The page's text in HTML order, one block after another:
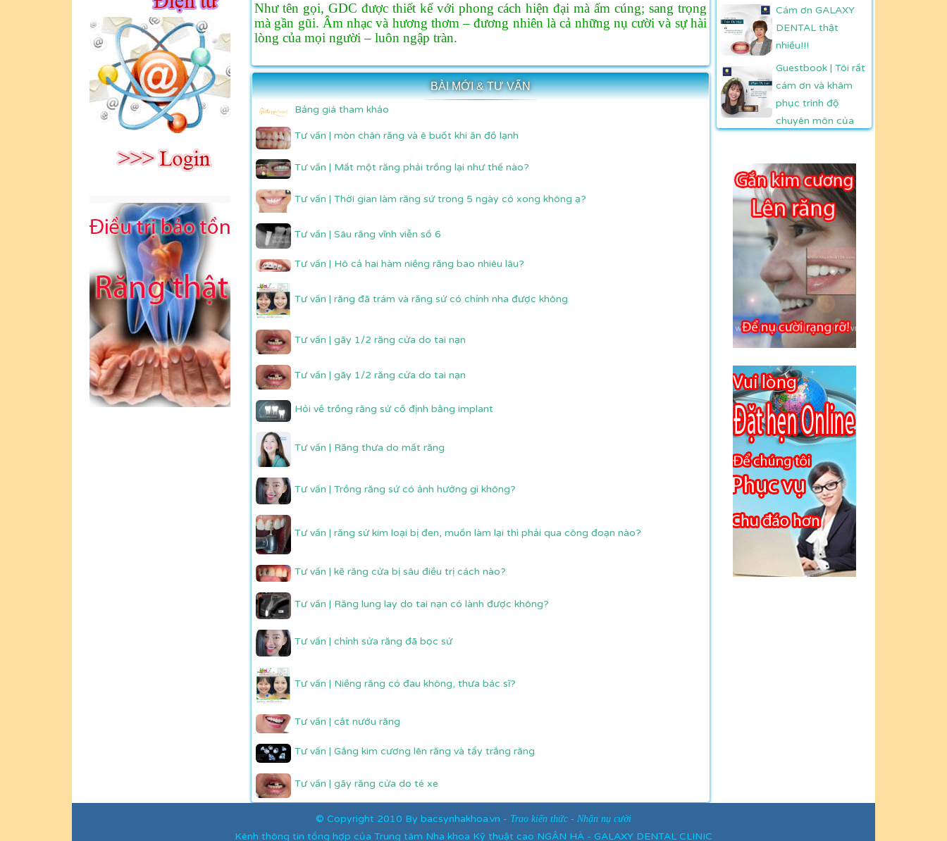
Như tên gọi, GDC được thiết kế với phong cách hiện đại mà ấm cúng; sang trọng
mà gần gũi. Âm nhạc và hương thơm – đương nhiên là cả những nụ cười và sự hài
lòng của mọi người – luôn ngập tràn.
BÀI MỚI & TƯ VẤN
Bảng giá tham khảo
Tư vấn | mòn chân răng và ê buốt khi ăn đồ lạnh
Tư vấn | Mất một răng phải trồng lại như thế nào?
Tư vấn | Thời gian làm răng sứ trong 5 ngày có xong không ạ?
Tư vấn | Sâu răng vĩnh viễn số 6
Tư vấn | Hô cả hai hàm niềng răng bao nhiêu lâu?
Tư vấn | răng đã trám và răng sứ có chỉnh nha được không
Tư vấn | gãy 1/2 răng cửa do tai nạn
Tư vấn | gãy 1/2 răng cửa do tai nạn
Hỏi về trồng răng sứ cố định bằng implant
Tư vấn | Răng thưa do mất răng
Tư vấn | Trồng răng sứ có ảnh hưởng gì không?
Tư vấn | răng sứ kim loại bị đen, muốn làm lại thì phải qua công đoạn nào?
Tư vấn | kẽ răng cửa bị sâu điều trị cách nào?
Tư vấn | Răng lung lay do tai nạn có lành được không?
Tư vấn | chỉnh sửa răng đã bọc sứ
Tư vấn | Niềng răng có đau không, thưa bác sĩ?
Tư vấn | cắt nướu răng
Tư vấn | Gắng kim cương lên răng và tẩy trắng răng
Tư vấn | gãy răng cửa do té xe
Cám ơn GALAXY
DENTAL thật
nhiều!!!
Guestbook | Tôi rất
cám ơn và khâm
phục trình độ
chuyên môn của
Guestbook | Cám
ơn Bác sỹ GALAXY
DENTAL
Guestbook | Cám
ơn bác sỹ đã giúp
em có hàm răng rất
đẹp và ưng ý -
Nguyễn Thu Trang
Bé Thu Tâm: "Xin
chân thành cám ơn
Nha khoa Ngân Hà
đã tận tình giúp đỡ
em trong quá trình
điều chỉnh răng do
quan tâm tận tình
© Copyright 2010 By bacsynhakhoa.vn - Trao kiến thức - Nhận nụ cười
Kênh thông tin tổng hợp của Trung tâm Nha khoa Kỹ thuật cao NGÂN HÀ - GALAXY DENTAL CLINIC